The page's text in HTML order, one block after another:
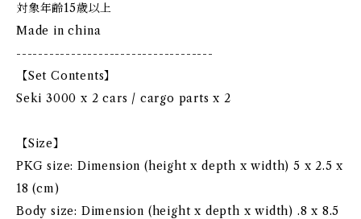
対象年齢15歳以上
Made in china
------------------------------------
【Set Contents】
Seki 3000 x 2 cars / cargo parts x 2
【Size】
PKG size: Dimension (height x depth x width) 5 x 2.5 x
18 (cm)
Body size: Dimension (height x depth x width) .8 x 8.5